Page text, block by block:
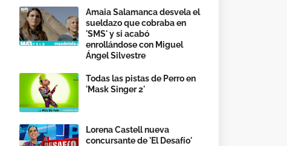
Amaia Salamanca desvela el
sueldazo que cobraba en
'SMS' y si acabó
enrollándose con Miguel
Ángel Silvestre
Todas las pistas de Perro en
'Mask Singer 2'
Lorena Castell nueva
concursante de 'El Desafío'